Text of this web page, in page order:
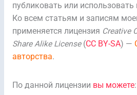
публиковать или
Ко всем статьям и записям
применяется лицензия Creative
Share Alike License(CC BY-SA) —
авторства.
По данной лицензии вы можете: